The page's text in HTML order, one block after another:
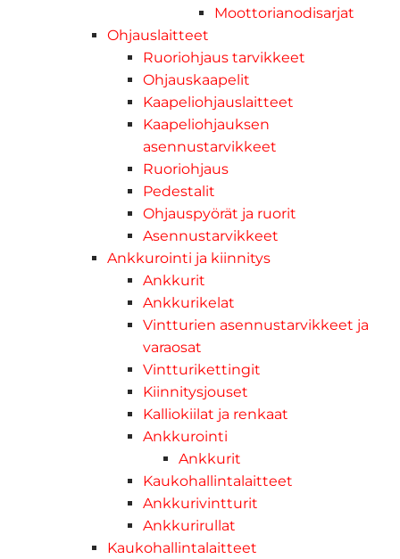
Moottorianodisarjat
Ohjauslaitteet
Ruoriohjaus tarvikkeet
Ohjauskaapelit
Kaapeliohjauslaitteet
Kaapeliohjauksen
asennustarvikkeet
Ruoriohjaus
Pedestalit
Ohjauspyörät ja ruorit
Asennustarvikkeet
Ankkurointi ja kiinnitys
Ankkurit
Ankkurikelat
Vintturien asennustarvikkeet ja
varaosat
Vintturikettingit
Kiinnitysjouset
Kalliokiilat ja renkaat
Ankkurointi
Ankkurit
Kaukohallintalaitteet
Ankkurivintturit
Ankkurirullat
Kaukohallintalaitteet